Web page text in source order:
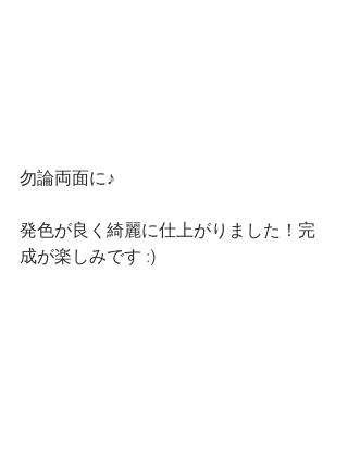
勿論両面に♪
発色が良く綺麗に仕上がりました！完
成が楽しみです :)